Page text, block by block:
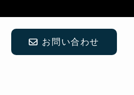
お問い合わせ